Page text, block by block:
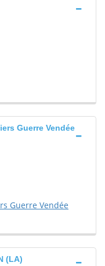
Guerre Vendée
Guerre Vendée
(LA)